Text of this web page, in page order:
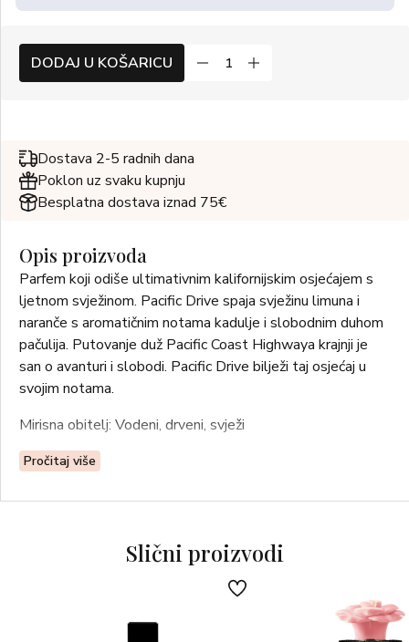
DODAJ U KOŠARICU
Dostava 2-5 radnih dana
Poklon uz svaku kupnju
Besplatna dostava iznad 75€
Opis proizvoda
Parfem koji odiše ultimativnim kalifornijskim osjećajem s
ljetnom svježinom. Pacific Drive spaja svježinu limuna i
naranče s aromatičnim notama kadulje i slobodnim duhom
pačulija. Putovanje duž Pacific Coast Highwaya krajnji je
san o avanturi i slobodi. Pacific Drive bilježi taj osjećaj u
svojim notama.
Mirisna obitelj: Vodeni, drveni, svježi
Gornje note: Limun, Kadulja, Zeleno lišće
Note srca: Cvijet naranče, Magnolija, Cedrovina
Pročitaj više
Slični proizvodi